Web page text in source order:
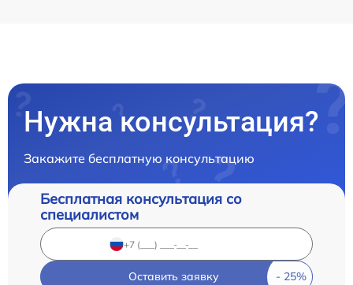
Нужна консультация?
Закажите бесплатную консультацию
Бесплатная консультация со
специалистом
Оставить заявку